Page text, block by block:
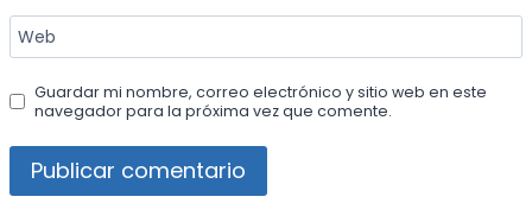
Web
Guardar mi nombre, correo electrónico y sitio web en este
navegador para la próxima vez que comente.